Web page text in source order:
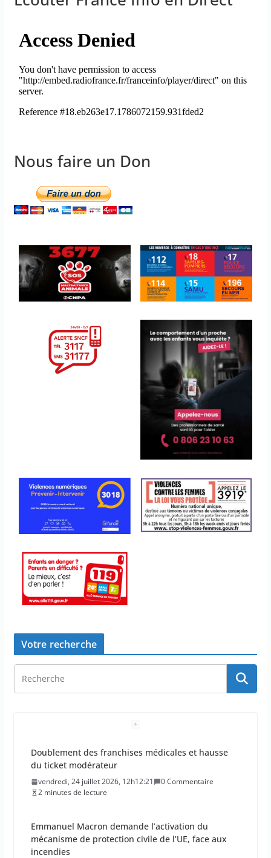
Nous faire un Don
Votre recherche
Doublement des franchises médicales et hausse
du ticket modérateur
vendredi, 24 juillet 2026, 12h12:21
0 Commentaire
2 minutes de lecture
Emmanuel Macron demande l’activation du
mécanisme de protection civile de l’UE, face aux
incendies